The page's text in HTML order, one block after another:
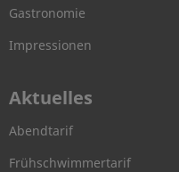
Gastronomie
Impressionen
Aktuelles
Abendtarif
Frühschwimmertarif